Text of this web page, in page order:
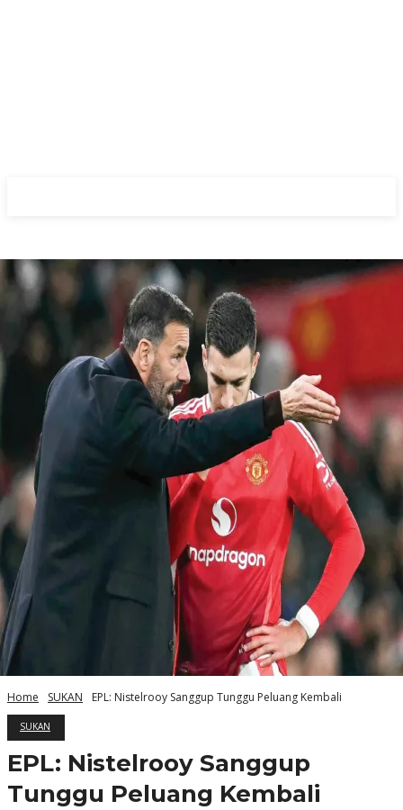
Home SUKAN EPL: Nistelrooy Sanggup Tunggu Peluang Kembali
SUKAN
EPL: Nistelrooy Sanggup
Tunggu Peluang Kembali